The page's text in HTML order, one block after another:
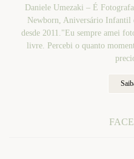
Daniele Umezaki – É
Newborn, Aniversário Infantil
desde 2011."Eu sempre amei
livre. Percebi o quanto